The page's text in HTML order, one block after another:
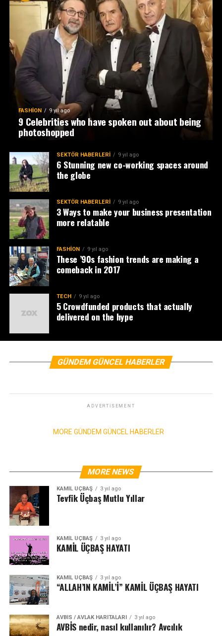
FASHION 9 yıl ago
9 Celebrities who have spoken out about being
photoshopped
SEKTÖR HABERLERI 9 yıl ago
6 Stunning new co-working spaces around
the globe
SEKTÖR HABERLERI 9 yıl ago
3 Ways to make your business presentation
more relatable
FASHION 9 yıl ago
These ’90s fashion trends are making a
comeback in 2017
TECH 9 yıl ago
5 Crowdfunded products that actually
delivered on the hype
GÜNDEM GÜNCEL HABERLER
ADVERTISEMENT
MORE GÜNDEM GÜNCEL HABERLER
MORE NEWS
KAMİL ÜÇBAŞ 3 yıl ago
Tevfik Üçbaş Mutlu Yıllar
KAMİL ÜÇBAŞ 3 yıl ago
KAMİL ÜÇBAŞ HAYATI
KAMİL ÜÇBAŞ 3 yıl ago
“ALLAH’IN KAMİL’İ” KAMİL ÜÇBAŞ HAYATI
AVBIS / AVLAK HARITALARI 3 yıl ago
AVBİS nedir, nasıl kullanılır? Avcılık